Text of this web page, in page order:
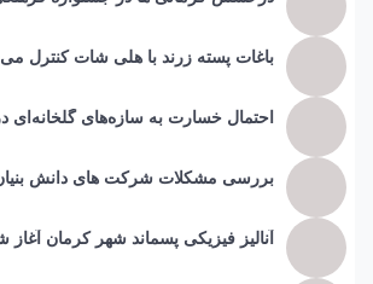
باغات پسته زرند با هلی شات کنترل
احتمال خسارت به ساز‌ه‌های گلخانه‌ای
بررسی مشکلات شرکت های دانش
آنالیز فیزیکی پسماند شهر کرمان آغاز